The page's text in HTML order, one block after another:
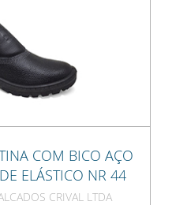
COM BICO AÇO
ELÁSTICO NR 44
CRIVAL LTDA